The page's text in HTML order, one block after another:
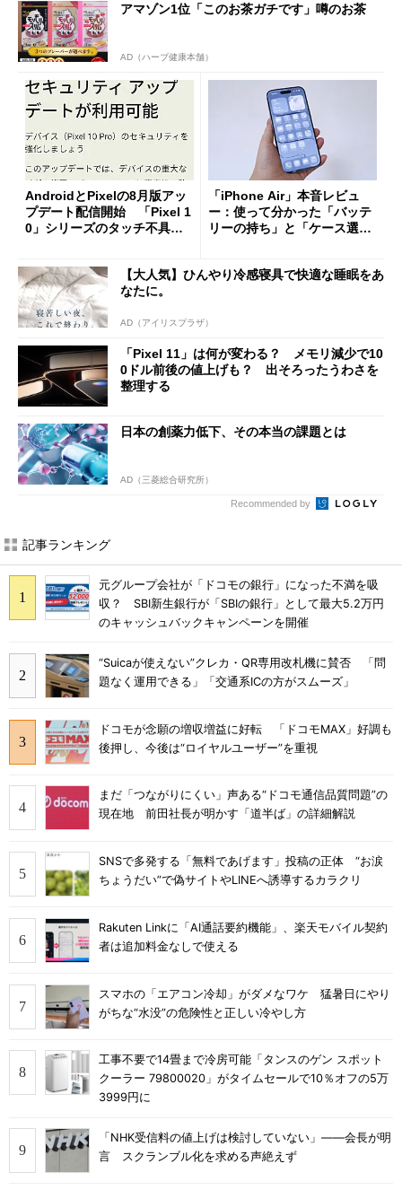
アマゾン1位「このお茶ガチです」噂のお茶
AD（ハーブ健康本舗）
AndroidとPixelの8月版アッ
プデート配信開始 「Pixel 1
0」シリーズのタッチ不具合
「iPhone Air」本音レビュ
ー：使って分かった「バッテ
リーの持ち」と「ケース選
【大人気】ひんやり冷感寝具で快適な睡眠をあ
なたに。
AD（アイリスプラザ）
「Pixel 11」は何が変わる？ メモリ減少で10
0ドル前後の値上げも？ 出そろったうわさを
整理する
日本の創薬力低下、その本当の課題とは
AD（三菱総合研究所）
Recommended by
記事ランキング
元グループ会社が「ドコモの銀行」になった不満を吸
収？ SBI新生銀行が「SBIの銀行」として最大5.2万円
のキャッシュバックキャンペーンを開催
“Suicaが使えない”クレカ・QR専用改札機に賛否 「問
題なく運用できる」「交通系ICの方がスムーズ」
ドコモが念願の増収増益に好転 「ドコモMAX」好調も
後押し、今後は“ロイヤルユーザー”を重視
まだ「つながりにくい」声ある“ドコモ通信品質問題”の
現在地 前田社長が明かす「道半ば」の詳細解説
SNSで多発する「無料であげます」投稿の正体 “お涙
ちょうだい”で偽サイトやLINEへ誘導するカラクリ
Rakuten Linkに「AI通話要約機能」、楽天モバイル契約
者は追加料金なしで使える
スマホの「エアコン冷却」がダメなワケ 猛暑日にやり
がちな“水没”の危険性と正しい冷やし方
工事不要で14畳まで冷房可能「タンスのゲン スポット
クーラー 79800020」がタイムセールで10％オフの5万
3999円に
「NHK受信料の値上げは検討していない」――会長が明
言 スクランブル化を求める声絶えず